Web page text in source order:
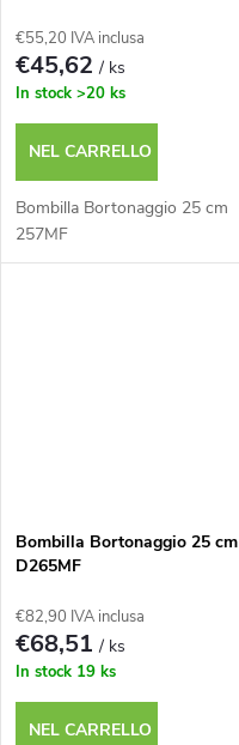
€55,20 IVA inclusa
€45,62/ ks
In stock >20 ks
NEL CARRELLO
Bombilla Bortonaggio 25 cm
257MF
Bombilla Bortonaggio 25 cm
D265MF
€82,90 IVA inclusa
€68,51/ ks
In stock 19 ks
NEL CARRELLO